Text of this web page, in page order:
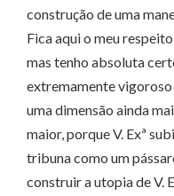
construção de uma
Fica aqui o meu
mas tenho absoluta
extremamente vigoroso
uma dimensão ainda
maior, porque V. Exª
tribuna como um
construir a utopia de V.